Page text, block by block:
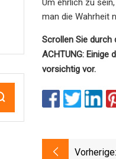
man die Wahrheit
Scrollen Sie durch
ACHTUNG: Einige
vorsichtig vor.
Vorherige: